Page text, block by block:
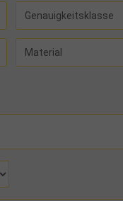
Genauigkeitsklasse
Material